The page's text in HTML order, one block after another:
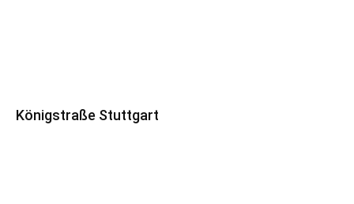
Königstraße Stuttgart